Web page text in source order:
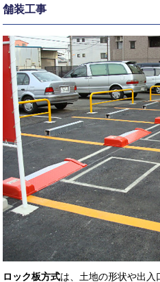
舗装工事
ロック板方式は、土地の形状や出入